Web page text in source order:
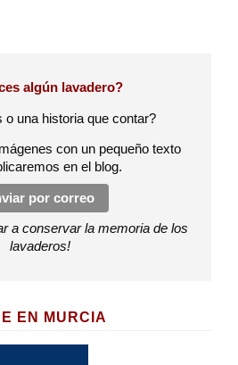
algún lavadero?
o una historia que contar?
con un pequeño texto
en el blog.
por correo
a conservar la memoria de los
lavaderos!
EN MURCIA